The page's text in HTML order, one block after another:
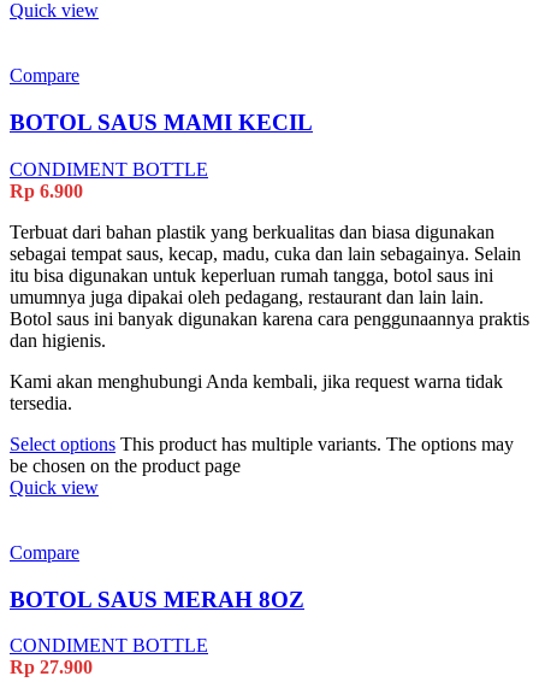
Quick view
Compare
BOTOL SAUS MAMI KECIL
CONDIMENT BOTTLE
Rp 6.900
Terbuat dari bahan plastik yang berkualitas dan biasa digunakan
sebagai tempat saus, kecap, madu, cuka dan lain sebagainya. Selain
itu bisa digunakan untuk keperluan rumah tangga, botol saus ini
umumnya juga dipakai oleh pedagang, restaurant dan lain lain.
Botol saus ini banyak digunakan karena cara penggunaannya praktis
dan higienis.
Kami akan menghubungi Anda kembali, jika request warna tidak
tersedia.
Select options This product has multiple variants. The options may
be chosen on the product page
Quick view
Compare
BOTOL SAUS MERAH 8OZ
CONDIMENT BOTTLE
Rp 27.900